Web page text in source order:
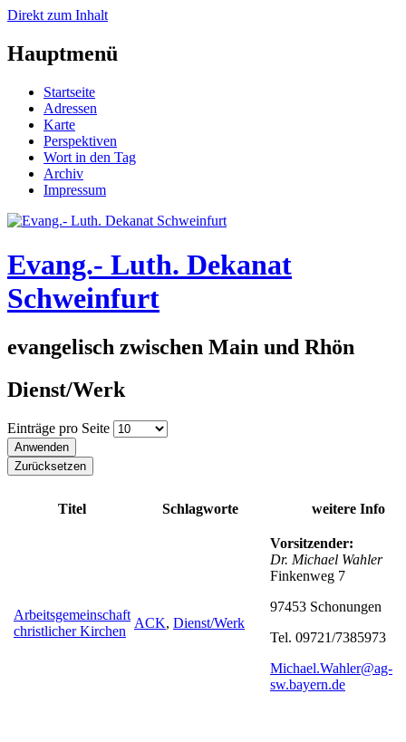
Direkt zum Inhalt
Hauptmenü
Startseite
Adressen
Karte
Perspektiven
Wort in den Tag
Archiv
Impressum
Evang.- Luth. Dekanat
Schweinfurt
evangelisch zwischen Main und Rhön
Dienst/Werk
Einträge pro Seite
Titel Schlagworte weitere Info
Arbeitsgemeinschaft
christlicher Kirchen
ACK, Dienst/Werk
Vorsitzender:
Dr. Michael Wahler
Finkenweg 7
97453 Schonungen
Tel. 09721/7385973
Michael.Wahler@ag-
sw.bayern.de